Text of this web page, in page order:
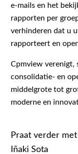
e-mails en het
rapporten per
verhinderen dat u
rapporteert en
Cpmview verenigt,
consolidatie- en
middelgrote tot
moderne en
Praat verder
Iñaki Sota